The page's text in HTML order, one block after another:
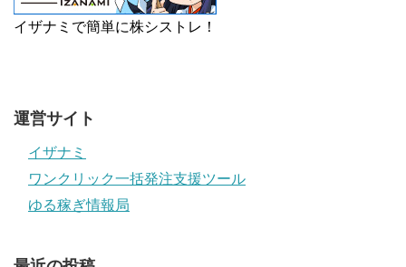
イザナミで簡単に株シストレ！
運営サイト
イザナミ
ワンクリック一括発注支援ツール
ゆる稼ぎ情報局